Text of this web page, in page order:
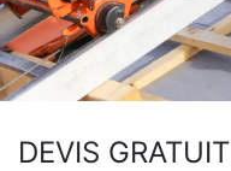
DEVIS GRATUIT